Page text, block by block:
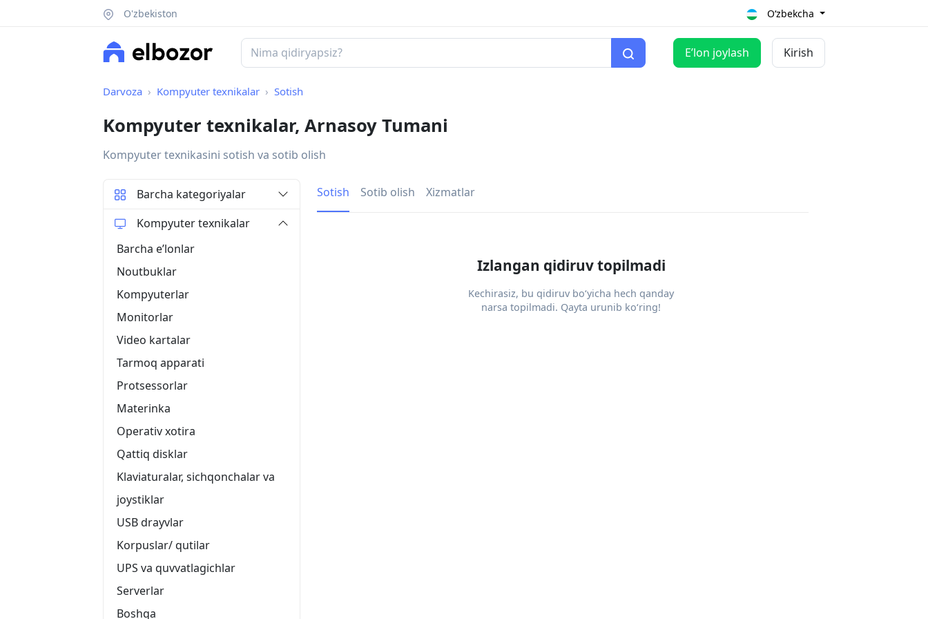
O'zbekiston O‘zbekcha
Eʼlon joylash Kirish
Darvoza Kompyuter texnikalar Sotish
Kompyuter texnikalar, Arnasoy Tumani
Kompyuter texnikasini sotish va sotib olish
Sotish Sotib olish Xizmatlar
Izlangan qidiruv topilmadi
Kechirasiz, bu qidiruv bo‘yicha hech qanday
narsa topilmadi. Qayta urunib ko‘ring!
Barcha kategoriyalar
Kompyuter texnikalar
Barcha eʼlonlar
Noutbuklar
Kompyuterlar
Monitorlar
Video kartalar
Tarmoq apparati
Protsessorlar
Materinka
Operativ xotira
Qattiq disklar
Klaviaturalar, sichqonchalar va
joystiklar
USB drayvlar
Korpuslar/ qutilar
UPS va quvvatlagichlar
Serverlar
Boshqa